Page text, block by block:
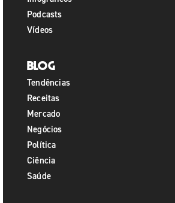
Podcasts
Vídeos
Blog
Tendências
Receitas
Mercado
Negócios
Política
Ciência
Saúde